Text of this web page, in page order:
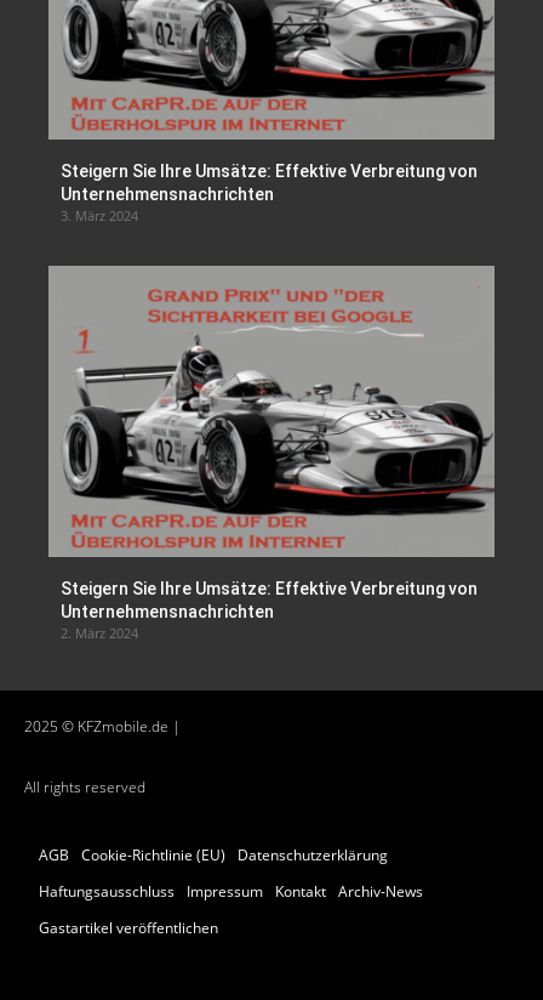
Steigern Sie Ihre Umsätze: Effektive Verbreitung von
Unternehmensnachrichten
3. März 2024
Steigern Sie Ihre Umsätze: Effektive Verbreitung von
Unternehmensnachrichten
2. März 2024
2025 © KFZmobile.de |
All rights reserved
AGB Cookie-Richtlinie (EU)
Datenschutzerklärung
Haftungsausschluss
Impressum Kontakt Archiv-News
Gastartikel veröffentlichen